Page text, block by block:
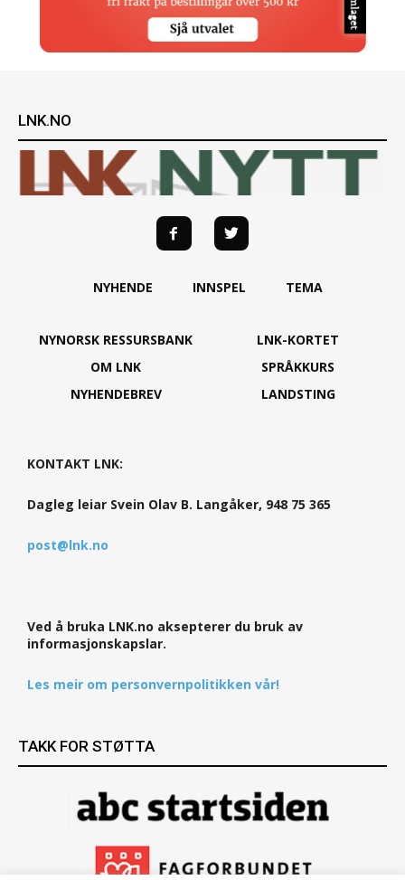
LNK.NO
NYHENDE INNSPEL TEMA
NYNORSK RESSURSBANK
OM LNK
NYHENDEBREV
LNK-KORTET
SPRÅKKURS
LANDSTING
KONTAKT LNK:
Dagleg leiar Svein Olav B. Langåker, 948 75 365
post@lnk.no
Ved å bruka LNK.no aksepterer du bruk av
informasjonskapslar.
Les meir om personvernpolitikken vår!
TAKK FOR STØTTA